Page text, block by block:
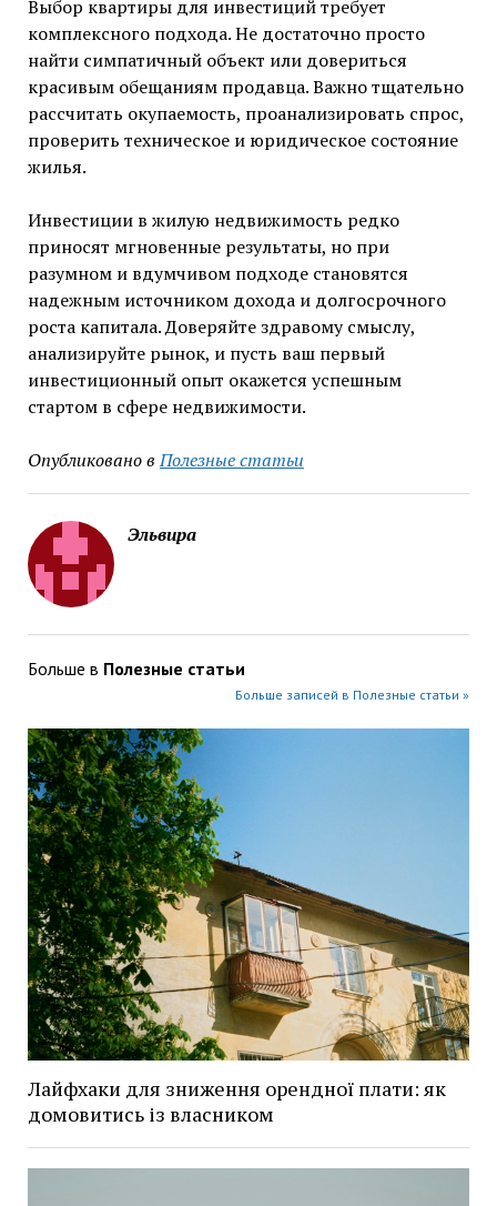
Выбор квартиры для инвестиций требует
комплексного подхода. Не достаточно просто
найти симпатичный объект или довериться
красивым обещаниям продавца. Важно тщательно
рассчитать окупаемость, проанализировать спрос,
проверить техническое и юридическое состояние
жилья.
Инвестиции в жилую недвижимость редко
приносят мгновенные результаты, но при
разумном и вдумчивом подходе становятся
надежным источником дохода и долгосрочного
роста капитала. Доверяйте здравому смыслу,
анализируйте рынок, и пусть ваш первый
инвестиционный опыт окажется успешным
стартом в сфере недвижимости.
Опубликовано в Полезные статьи
Эльвира
Больше в Полезные статьи
Больше записей в Полезные статьи »
Лайфхаки для зниження орендної плати: як
домовитись із власником